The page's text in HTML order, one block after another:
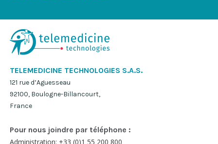
TELEMEDICINE TECHNOLOGIES S.A.S.
121 rue d’Aguesseau
92100, Boulogne-Billancourt,
France
Pour nous joindre par téléphone :
Administration: +33 (0)1 55 200 800